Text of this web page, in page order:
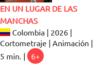
EN UN LUGAR DE LAS
MANCHAS
Colombia | 2026 |
Cortometraje | Animación |
5 min. |
6+